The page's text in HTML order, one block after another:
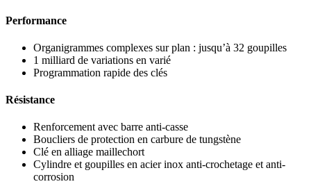
Performance
Organigrammes complexes sur plan : jusqu’à 32 goupilles
1 milliard de variations en varié
Programmation rapide des clés
Résistance
Renforcement avec barre anti-casse
Boucliers de protection en carbure de tungstène
Clé en alliage maillechort
Cylindre et goupilles en acier inox anti-crochetage et anti-
corrosion